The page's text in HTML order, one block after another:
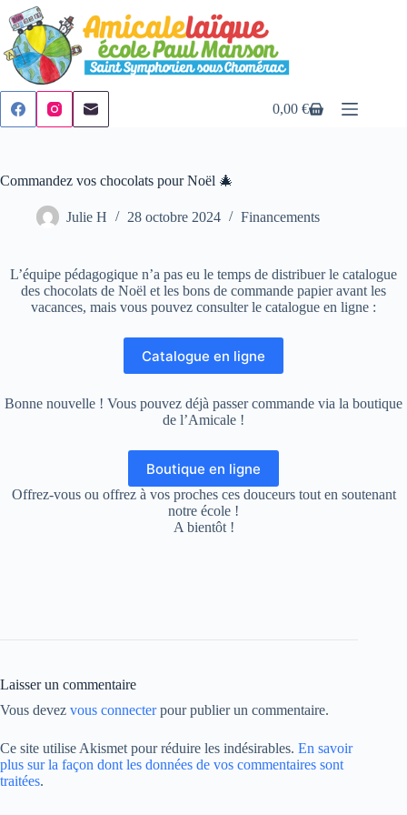
Passer
au
contenu
Panier
0,00€
Commandez vos chocolats pour Noël 🎄
Julie H 28 octobre 2024 Financements
L’équipe pédagogique n’a pas eu le temps de distribuer le catalogue
des chocolats de Noël et les bons de commande papier avant les
vacances, mais vous pouvez consulter le catalogue en ligne :
Catalogue en ligne
Bonne nouvelle ! Vous pouvez déjà passer commande via la boutique
de l’Amicale !
Boutique en ligne
Offrez-vous ou offrez à vos proches ces douceurs tout en soutenant
notre école !
A bientôt !
Laisser un commentaire
Vous devez vous connecterpour publier un commentaire.
Ce site utilise Akismet pour réduire les indésirables. En savoir
plus sur la façon dont les données de vos commentaires sont
traitées.